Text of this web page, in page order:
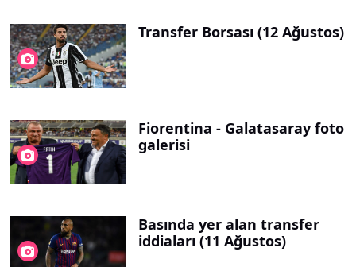
Transfer Borsası (12 Ağustos)
Fiorentina - Galatasaray foto
galerisi
Basında yer alan transfer
iddiaları (11 Ağustos)